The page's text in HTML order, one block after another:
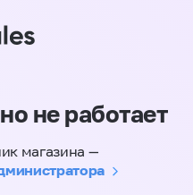
не работает
магазина —